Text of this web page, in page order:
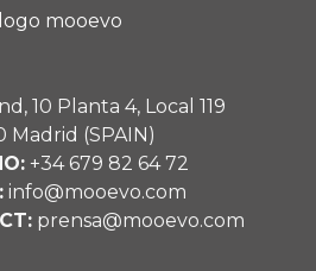
10 Planta 4, Local 119
Madrid (SPAIN)
+34 679 82 64 72
info@mooevo.com
prensa@mooevo.com